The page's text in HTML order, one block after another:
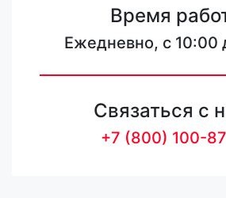
Время
Ежедневно, с 10:00
Связаться с
+7 (800) 100-